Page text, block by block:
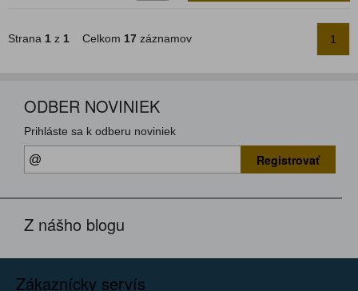
Strana 1 z 1 Celkom 17 záznamov 1
ODBER NOVINIEK
Prihláste sa k odberu noviniek
Registrovať
Z nášho blogu
Zákaznícky servís